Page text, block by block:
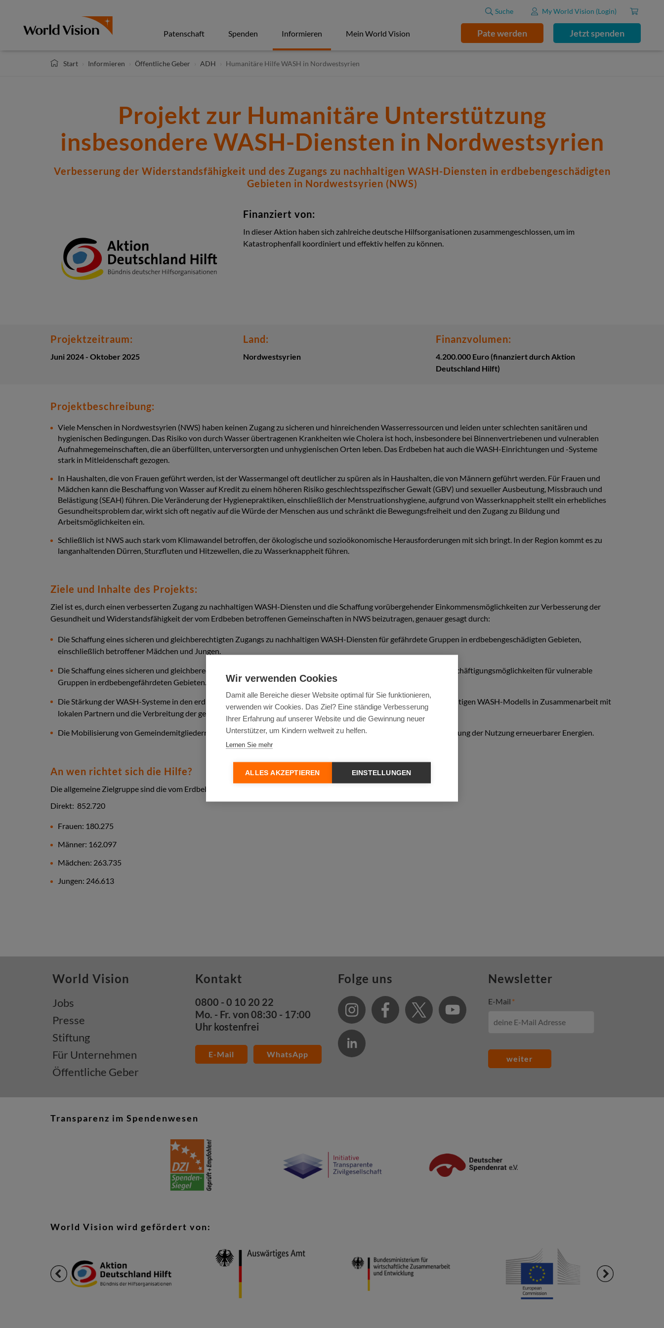
Patenschaft Spenden Informieren Mein World Vision Pate werden Jetzt spenden
Suche My World Vision (Login)
Start Informieren Öffentliche Geber ADH Humanitäre Hilfe WASH in Nordwestsyrien
Projekt zur Humanitäre Unterstützung
insbesondere WASH-Diensten in Nordwestsyrien
Verbesserung der Widerstandsfähigkeit und des Zugangs zu nachhaltigen WASH-Diensten in erdbebengeschädigten
Gebieten in Nordwestsyrien (NWS)
Finanziert von:
In dieser Aktion haben sich zahlreiche deutsche Hilfsorganisationen zusammengeschlossen, um im
Katastrophenfall koordiniert und effektiv helfen zu können.
Projektzeitraum:
Juni 2024 - Oktober 2025
Land:
Nordwestsyrien
Finanzvolumen:
4.200.000 Euro (finanziert durch Aktion
Deutschland Hilft)
Projektbeschreibung:
Viele Menschen in Nordwestsyrien (NWS) haben keinen Zugang zu sicheren und hinreichenden Wasserressourcen und leiden unter schlechten sanitären und
hygienischen Bedingungen. Das Risiko von durch Wasser übertragenen Krankheiten wie Cholera ist hoch, insbesondere bei Binnenvertriebenen und vulnerablen
Aufnahmegemeinschaften, die an überfüllten, unterversorgten und unhygienischen Orten leben. Das Erdbeben hat auch die WASH-Einrichtungen und -Systeme
stark in Mitleidenschaft gezogen.
In Haushalten, die von Frauen geführt werden, ist der Wassermangel oft deutlicher zu spüren als in Haushalten, die von Männern geführt werden. Für Frauen und
Mädchen kann die Beschaffung von Wasser auf Kredit zu einem höheren Risiko geschlechtsspezifischer Gewalt (GBV) und sexueller Ausbeutung, Missbrauch und
Belästigung (SEAH) führen. Die Veränderung der Hygienepraktiken, einschließlich der Menstruationshygiene, aufgrund von Wasserknappheit stellt ein erhebliches
Gesundheitsproblem dar, wirkt sich oft negativ auf die Würde der Menschen aus und schränkt die Bewegungsfreiheit und den Zugang zu Bildung und
Arbeitsmöglichkeiten ein.
Schließlich ist NWS auch stark vom Klimawandel betroffen, der ökologische und sozioökonomische Herausforderungen mit sich bringt. In der Region kommt es zu
langanhaltenden Dürren, Sturzfluten und Hitzewellen, die zu Wasserknappheit führen.
Ziele und Inhalte des Projekts:
Ziel ist es, durch einen verbesserten Zugang zu nachhaltigen WASH-Diensten und die Schaffung vorübergehender Einkommensmöglichkeiten zur Verbesserung der
Gesundheit und Widerstandsfähigkeit der vom Erdbeben betroffenen Gemeinschaften in NWS beizutragen, genauer gesagt durch:
Die Schaffung eines sicheren und gleichberechtigten Zugangs zu nachhaltigen WASH-Diensten für gefährdete Gruppen in erdbebengeschädigten Gebieten,
einschließlich betroffener Mädchen und Jungen.
Die Schaffung eines sicheren und gleichberechtigten Zugangs zu Lebensunterhaltsmöglichkeiten und kurzfristigen Beschäftigungsmöglichkeiten für vulnerable
Gruppen in erdbebengefährdeten Gebieten.
Die Stärkung der WASH-Systeme in den erdbebengeschädigten Gemeinden in NWS durch die Erprobung eines nachhaltigen WASH-Modells in Zusammenarbeit mit
lokalen Partnern und die Verbreitung der gewonnenen Erkenntnisse.
Die Mobilisierung von Gemeindemitgliedern zur Stärkung gemeindegeführter Klimaschutzmaßnahmen und zur Förderung der Nutzung erneuerbarer Energien.
An wen richtet sich die Hilfe?
Die allgemeine Zielgruppe sind die vom Erdbeben betroffenen Gemeindemitglieder in NWS.
Direkt: 852.720
Frauen: 180.275
Männer: 162.097
Mädchen: 263.735
Jungen: 246.613
World Vision
Jobs
Presse
Stiftung
Für Unternehmen
Öffentliche Geber
Kontakt
0800 - 0 10 20 22
Mo. - Fr. von 08:30 - 17:00
Uhr kostenfrei
E-Mail WhatsApp
Folge uns Newsletter
E-Mail
weiter
Transparenz im Spendenwesen
World Vision wird gefördert von:
Wir verwenden Cookies
Damit alle Bereiche dieser Website optimal für Sie funktionieren,
verwenden wir Cookies. Das Ziel? Eine ständige Verbesserung
Ihrer Erfahrung auf unserer Website und die Gewinnung neuer
Unterstützer, um Kindern weltweit zu helfen.
Lernen Sie mehr
ALLES AKZEPTIEREN EINSTELLUNGEN